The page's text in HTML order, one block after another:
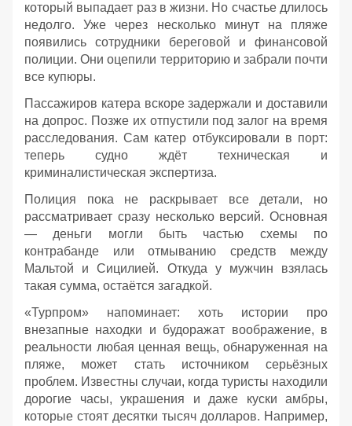
который выпадает раз в жизни. Но счастье длилось
недолго. Уже через несколько минут на пляже
появились сотрудники береговой и финансовой
полиции. Они оцепили территорию и забрали почти
все купюры.
Пассажиров катера вскоре задержали и доставили
на допрос. Позже их отпустили под залог на время
расследования. Сам катер отбуксировали в порт:
теперь судно ждёт техническая и
криминалистическая экспертиза.
Полиция пока не раскрывает все детали, но
рассматривает сразу несколько версий. Основная
— деньги могли быть частью схемы по
контрабанде или отмыванию средств между
Мальтой и Сицилией. Откуда у мужчин взялась
такая сумма, остаётся загадкой.
«Турпром» напоминает: хоть истории про
внезапные находки и будоражат воображение, в
реальности любая ценная вещь, обнаруженная на
пляже, может стать источником серьёзных
проблем. Известны случаи, когда туристы находили
дорогие часы, украшения и даже куски амбры,
которые стоят десятки тысяч долларов. Например,